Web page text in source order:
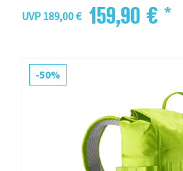
UVP 189,00 € 159,90 € *
-50%